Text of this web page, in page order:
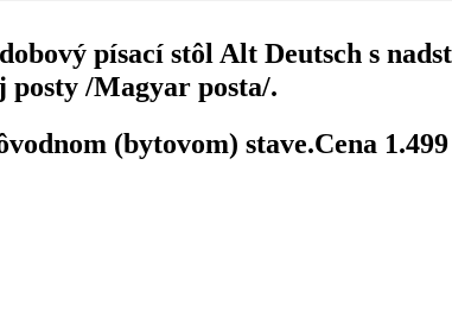
písací stôl Alt Deutsch s
/Magyar posta/.
(bytovom) stave.Cena